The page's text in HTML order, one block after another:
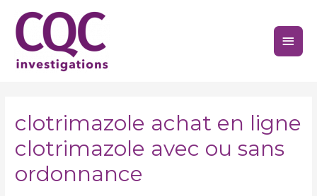
content
Main
clotrimazole achat en ligne
clotrimazole avec ou sans
ordonnance